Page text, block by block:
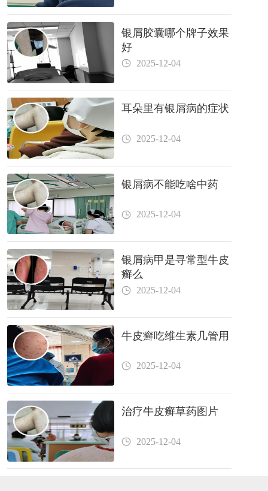
银屑胶囊哪个牌子效果
好
2025-12-04
耳朵里有银屑病的症状
2025-12-04
银屑病不能吃啥中药
2025-12-04
银屑病甲是寻常型牛皮
癣么
2025-12-04
牛皮癣吃维生素几管用
2025-12-04
治疗牛皮癣草药图片
2025-12-04